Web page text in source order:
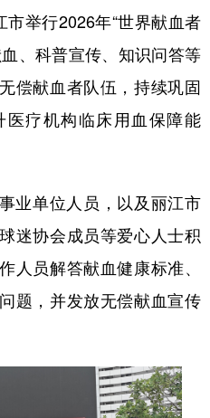
教育
会
图片
务 云南故事
文物
举行2026年“世界献血者
、科普宣传、知识问答等
偿献血者队伍，持续巩固
疗机构临床用血保障能
单位人员，以及丽江市
迷协会成员等爱心人士积
人员解答献血健康标准、
题，并发放无偿献血宣传